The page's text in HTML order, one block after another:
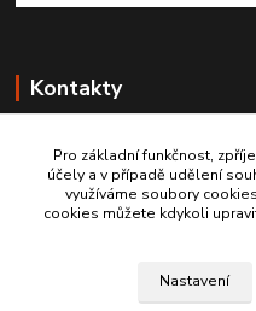
Kontakty
+420 603467970
Pro základní funkčnost,
účely a v případě udělení
využíváme soubory
cookies můžete kdykoli
Nastavení